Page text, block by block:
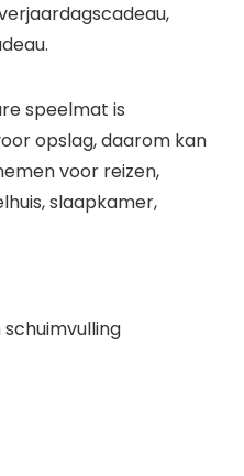
speelmat is
opslag, daarom kan
voor reizen,
slaapkamer,